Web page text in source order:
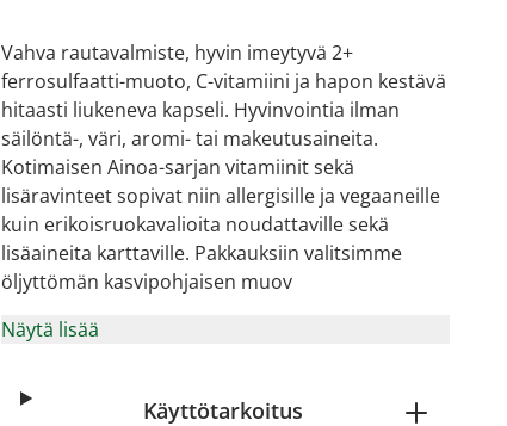
Vahva rautavalmiste, hyvin imeytyvä 2+
ferrosulfaatti-muoto, C-vitamiini ja hapon kestävä
hitaasti liukeneva kapseli. Hyvinvointia ilman
säilöntä-, väri, aromi- tai makeutusaineita.
Kotimaisen Ainoa-sarjan vitamiinit sekä
lisäravinteet sopivat niin allergisille ja vegaaneille
kuin erikoisruokavalioita noudattaville sekä
lisäaineita karttaville. Pakkauksiin valitsimme
öljyttömän kasvipohjaisen muov
Näytä lisää
Käyttötarkoitus